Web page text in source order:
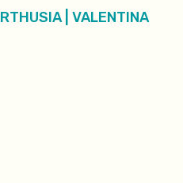
| VALENTINA